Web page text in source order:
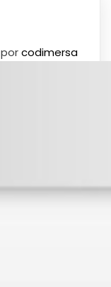
porcodimersa